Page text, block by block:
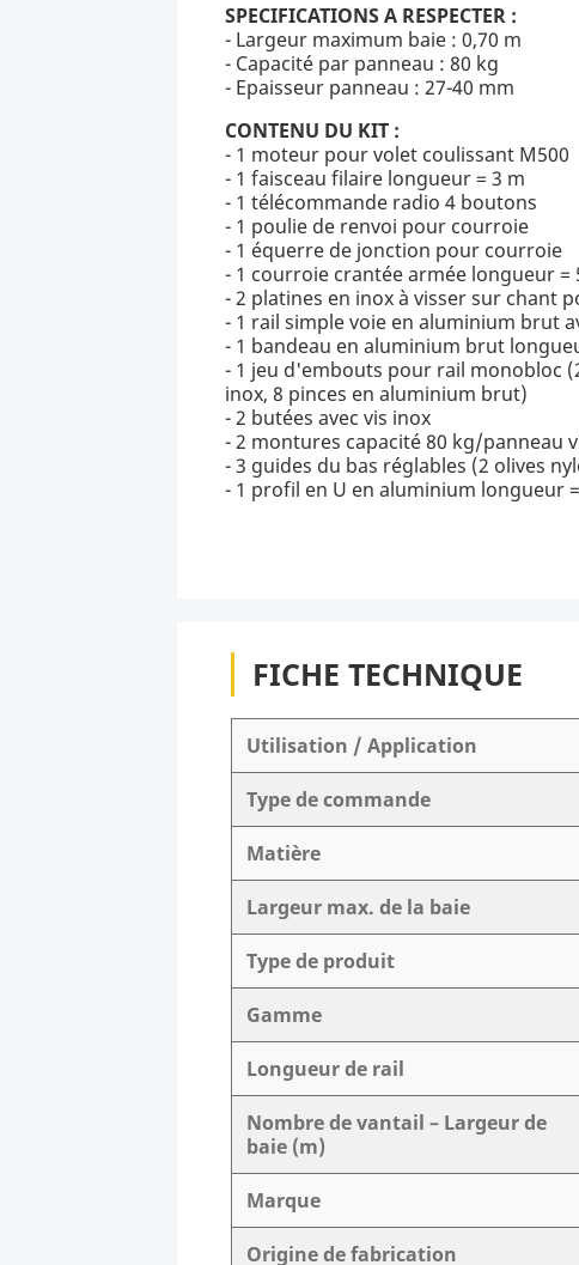
SPECIFICATIONS A RESPECTER :
- Largeur maximum baie : 0,70 m
- Capacité par panneau : 80 kg
- Epaisseur panneau : 27-40 mm
CONTENU DU KIT :
- 1 moteur pour volet coulissant M500
- 1 faisceau filaire longueur = 3 m
- 1 télécommande radio 4 boutons
- 1 poulie de renvoi pour courroie
- 1 équerre de jonction pour courroie
- 1 courroie crantée armée longueur =
- 2 platines en inox à visser sur chant
- 1 rail simple voie en aluminium brut
- 1 bandeau en aluminium brut
- 1 jeu d'embouts pour rail monobloc
inox, 8 pinces en aluminium brut)
- 2 butées avec vis inox
- 2 montures capacité 80 kg/panneau
- 3 guides du bas réglables (2 olives
- 1 profil en U en aluminium longueur
FICHE TECHNIQUE
Utilisation / Application
Type de commande
Matière
Largeur max. de la baie
Type de produit
Gamme
Longueur de rail
Nombre de vantail – Largeur de
baie (m)
Marque
Origine de fabrication